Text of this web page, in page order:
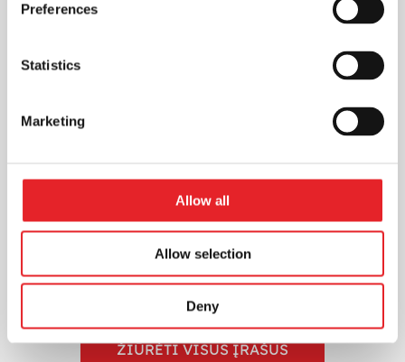
Preferences
Statistics
Marketing
Allow all
Allow selection
Deny
Statistikos naudojimas reklamos
efektyvumui įvertinti: kaip pasiekti
Rinkodara
Reklamos efektyvumas gali būti
vertinamas įvairiais būdais, tokiais kaip
reklamos pritraukiamumas, prisiminimas,
įtraukimas ir poveikis pirkimo...
ŽIŪRĖTI VISUS ĮRAŠUS